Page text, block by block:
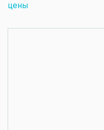
цены